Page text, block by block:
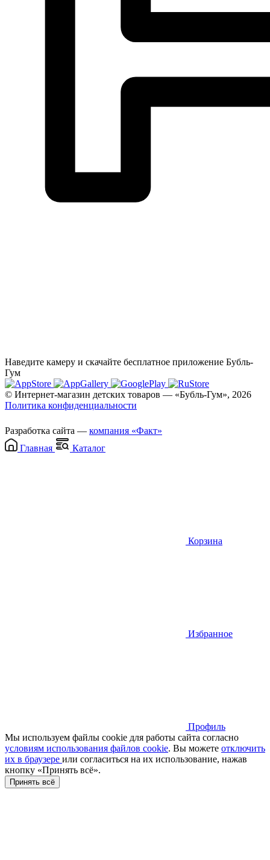
Наведите камеру и скачайте бесплатное приложение Бубль-
Гум
© Интернет-магазин детских товаров — «Бубль-Гум», 2026
Политика конфиденциальности
Разработка сайта — компания «Факт»
Главная
Каталог
Корзина
Избранное
Профиль
Мы используем файлы cookie для работы сайта согласно
условиям использования файлов cookie. Вы можете отключить
их в браузере или cогласиться на их использование, нажав
кнопку «Принять всё».
Принять всё